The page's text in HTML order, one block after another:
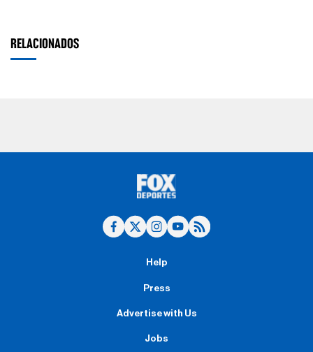
RELACIONADOS
Help
Press
Advertise with Us
Jobs